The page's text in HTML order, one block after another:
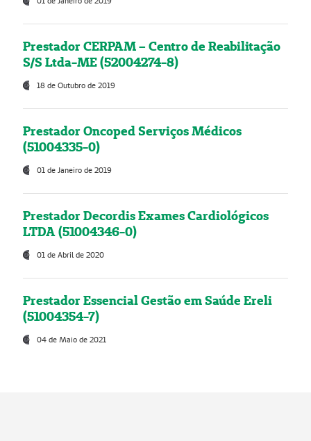
Prestador CERPAM – Centro de Reabilitação
S/S Ltda-ME (52004274-8)
18 de Outubro de 2019
Prestador Oncoped Serviços Médicos
(51004335-0)
01 de Janeiro de 2019
Prestador Decordis Exames Cardiológicos
LTDA (51004346-0)
01 de Abril de 2020
Prestador Essencial Gestão em Saúde Ereli
(51004354-7)
04 de Maio de 2021